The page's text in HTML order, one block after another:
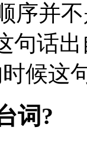
序并
句话
候这
词?